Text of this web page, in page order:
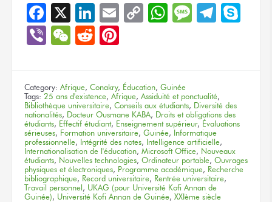
Facebook
X LinkedIn
EmailCopyWhatsApp
Message
ViberWeChat
Reddit
Category: Afrique, Conakry, Éducation, Guinée
Tags: 25 ans d'existence, Afrique, Assiduité et ponctualité,
Bibliothèque universitaire, Conseils aux étudiants, Diversité des
nationalités, Docteur Ousmane KABA, Droits et obligations des
étudiants, Effectif étudiant, Enseignement supérieur, Évaluations
sérieuses, Formation universitaire, Guinée, Informatique
professionnelle, Intégrité des notes, Intelligence artificielle,
Internationalisation de l'éducation, Microsoft Office, Nouveaux
étudiants, Nouvelles technologies, Ordinateur portable, Ouvrages
physiques et électroniques, Programme académique, Recherche
bibliographique, Record universitaire, Rentrée universitaire,
Travail personnel , UKAG (pour Université Kofi Annan de
Guinée), Université Kofi Annan de Guinée, XXIème siècle